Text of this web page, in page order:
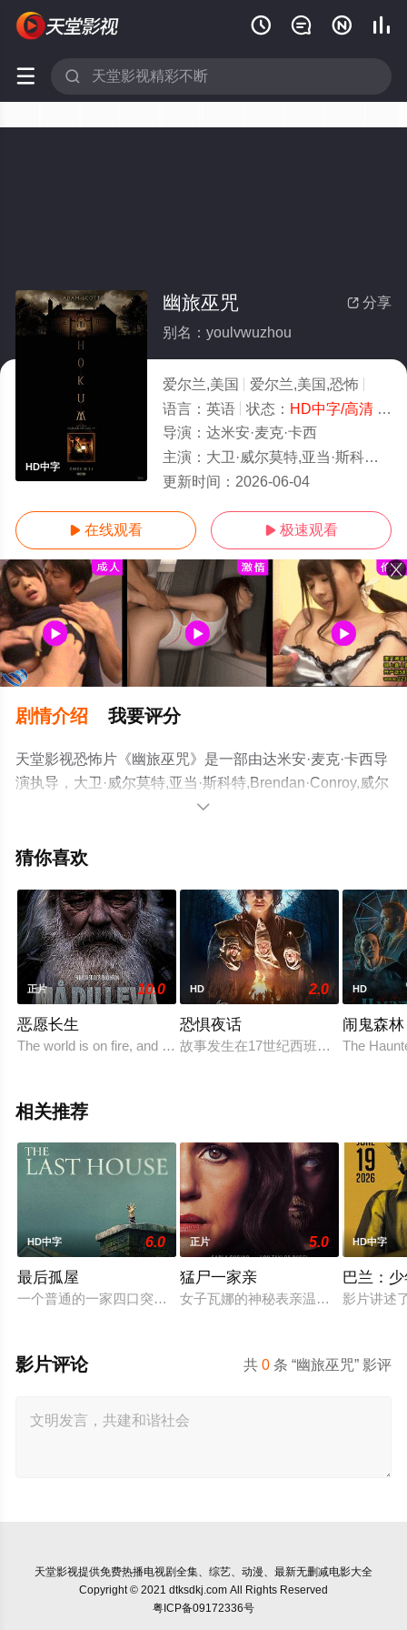
   
 
HD中字
 分享
幽旅巫咒
别名：youlvwuzhou
爱尔兰,美国 爱尔兰,美国,恐怖
语言： 英语 状态： HD中字/高清- 免费在线观看
导演： 达米安·麦克·卡西
主演： 大卫·威尔莫特,亚当·斯科特,Brendan·Conroy,威尔·奥康纳,奥斯
更新时间： 2026-06-04
 在线观看  极速观看
剧情介绍 我要评分
天堂影视恐怖片《幽旅巫咒》是一部由达米安·麦克·卡西导
演执导，大卫·威尔莫特,亚当·斯科特,Brendan·Conroy,威尔
·奥康纳,奥斯丁·阿梅里奥,彼得·库南,迈克尔·帕特里克,弗洛
精彩演绎的爱尔兰,美国电影，手机免费观看高清未删减完
瓣电影、电视猫或剧情网等平台了解。

猜你喜欢
正片 10.0
恶愿长生
The world is on fire, and one man does everything he can to
HD 2.0
恐惧夜话
故事发生在17世纪西班牙的巴斯克区
HD
闹鬼森林
The
相关推荐
HD中字 6.0
最后孤屋
一个普通的一家四口突遭诡异变故，被困在自家房屋中超过
正片 5.0
猛尸一家亲
女子瓦娜的神秘表亲温思罗普突然仓
HD中字
巴兰：
影片讲述
共0 条 “幽旅巫咒” 影评
影片评论
天堂影视提供免费热播电视剧全集、综艺、动漫、最新无删减电影大全
Copyright © 2021 dtksdkj.com All Rights Reserved
粤ICP备09172336号